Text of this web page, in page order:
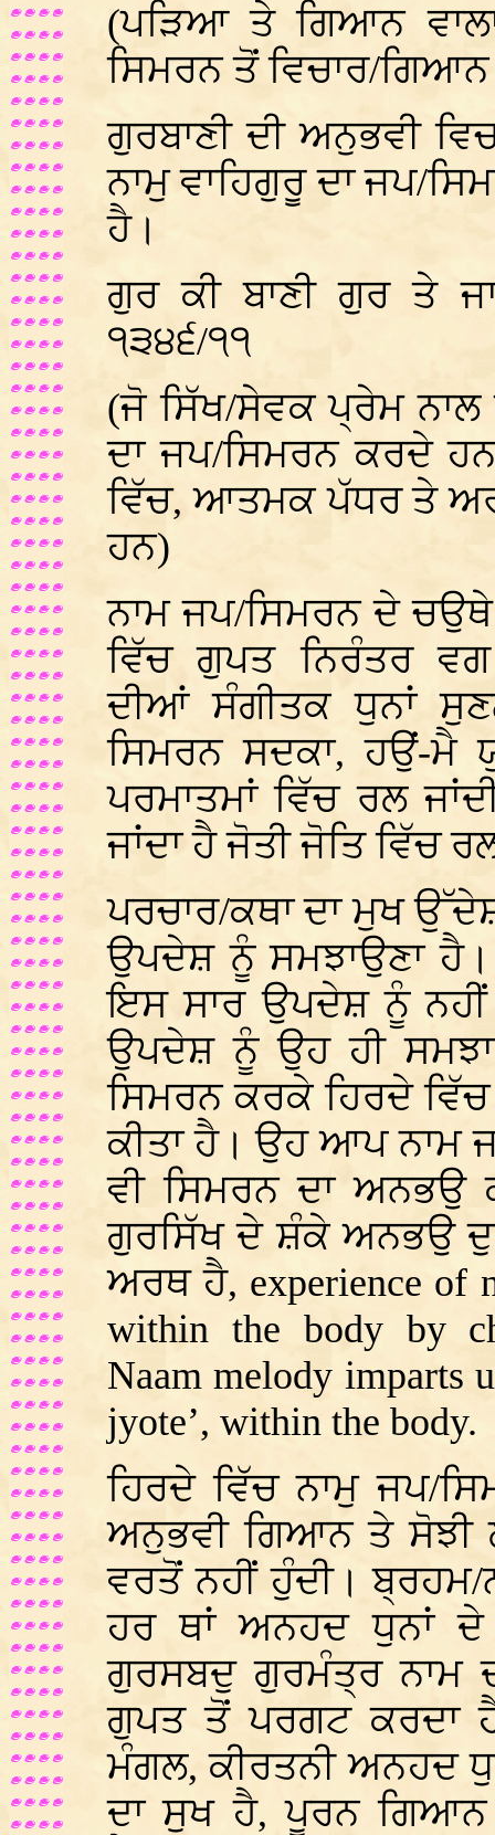
(ਪੜਿਆ ਤੇ ਗਿਆਨ
ਸਿਮਰਨ ਤੋਂ ਵਿਚਾਰ/
ਗੁਰਬਾਣੀ ਦੀ ਅਨੁਭਵੀ
ਨਾਮੁ ਵਾਹਿਗੁਰੂ ਦਾ ਜਪ/
ਹੈ।
ਗੁਰ ਕੀ ਬਾਣੀ ਗੁਰ ਤੇ
੧੩੪੬/੧੧
(ਜੋ ਸਿੱਖ/ਸੇਵਕ ਪ੍ਰੇਮ
ਦਾ ਜਪ/ਸਿਮਰਨ ਕਰਦੇ
ਵਿੱਚ, ਆਤਮਕ ਪੱਧਰ ਤੇ
ਹਨ)
ਨਾਮ ਜਪ/ਸਿਮਰਨ ਦੇ
ਵਿੱਚ ਗੁਪਤ ਨਿਰੰਤਰ
ਦੀਆਂ ਸੰਗੀਤਕ ਧੁਨਾਂ
ਸਿਮਰਨ ਸਦਕਾ, ਹਉਂ-ਮੈ
ਪਰਮਾਤਮਾਂ ਵਿੱਚ ਰਲ
ਜਾਂਦਾ ਹੈ ਜੋਤੀ ਜੋਤਿ ਵਿੱਚ
ਪਰਚਾਰ/ਕਥਾ ਦਾ ਮੁਖ
ਉਪਦੇਸ਼ ਨੂੰ ਸਮਝਾਉਣਾ ਹੈ।
ਇਸ ਸਾਰ ਉਪਦੇਸ਼ ਨੂੰ ਨਹੀਂ
ਉਪਦੇਸ਼ ਨੂੰ ਉਹ ਹੀ
ਸਿਮਰਨ ਕਰਕੇ ਹਿਰਦੇ
ਕੀਤਾ ਹੈ। ਉਹ ਆਪ ਨਾਮ
ਵੀ ਸਿਮਰਨ ਦਾ ਅਨਭਉ
ਗੁਰਸਿੱਖ ਦੇ ਸ਼ੰਕੇ ਅਨਭਉ
ਅਰਥ ਹੈ, experience of
within the body by
Naam melody imparts
jyote’, within the body.
ਹਿਰਦੇ ਵਿੱਚ ਨਾਮੁ ਜਪ/
ਅਨੁਭਵੀ ਗਿਆਨ ਤੇ ਸੋਝੀ
ਵਰਤੋਂ ਨਹੀਂ ਹੁੰਦੀ। ਬ੍ਰਹਮ/
ਹਰ ਥਾਂ ਅਨਹਦ ਧੁਨਾਂ
ਗੁਰਸਬਦੁ ਗੁਰਮੰਤ੍ਰ ਨਾਮ
ਗੁਪਤ ਤੋਂ ਪਰਗਟ ਕਰਦਾ
ਮੰਗਲ, ਕੀਰਤਨੀ ਅਨਹਦ
ਦਾ ਸੁਖ ਹੈ, ਪੂਰਨ